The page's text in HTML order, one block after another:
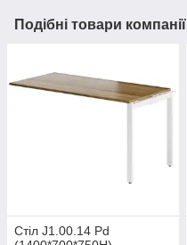
Подібні товари компанії
Стіл J1.00.14 Pd